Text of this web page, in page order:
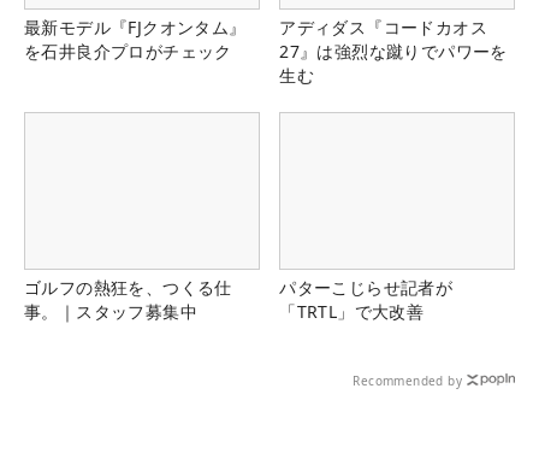
最新モデル『FJクオンタム』
を石井良介プロがチェック
アディダス『コードカオス
27』は強烈な蹴りでパワーを
生む
ゴルフの熱狂を、つくる仕
事。｜スタッフ募集中
パターこじらせ記者が
「TRTL」で大改善
Recommended by